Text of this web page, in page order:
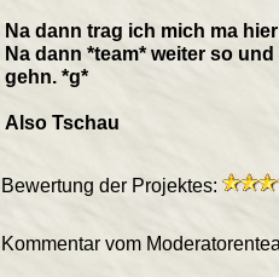
Na dann trag ich mich ma
Na dann *team* weiter so
gehn. *g*
Also Tschau
Bewertung der Projektes:
Kommentar vom